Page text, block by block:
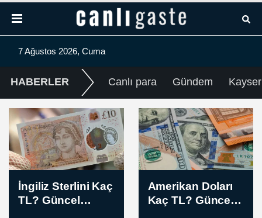
7 Ağustos 2026, Cuma
HABERLER Canlı para Gündem
Amerikan Doları
Kaç TL? Güncel
TPAO'nun
Samsun